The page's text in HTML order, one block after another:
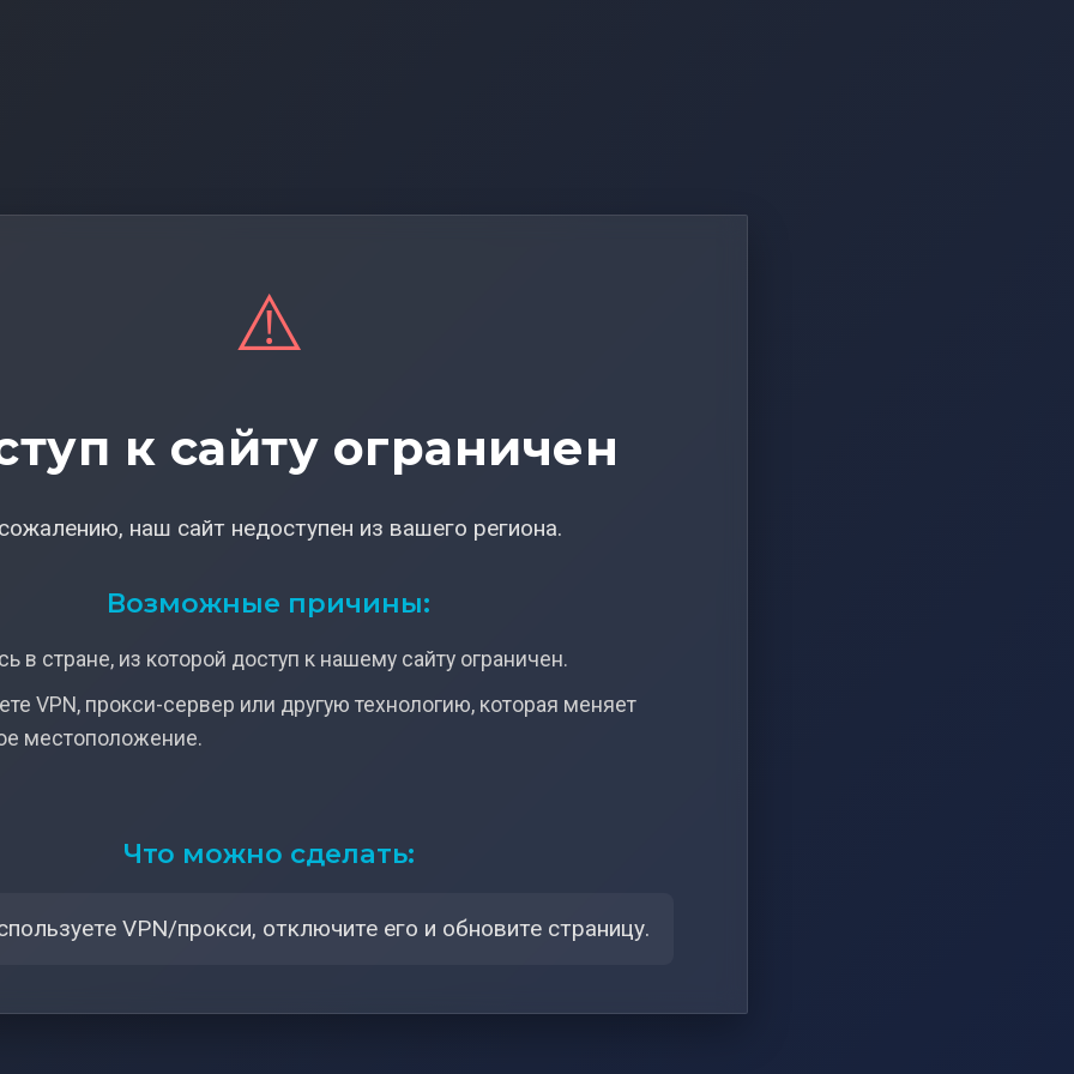
⚠️
к сайту ограничен
наш сайт недоступен из вашего региона.
Возможные причины:
в стране, из которой доступ к нашему сайту ограничен.
VPN, прокси-сервер или другую технологию, которая меняет
местоположение.
Что можно сделать:
VPN/прокси, отключите его и обновите страницу.